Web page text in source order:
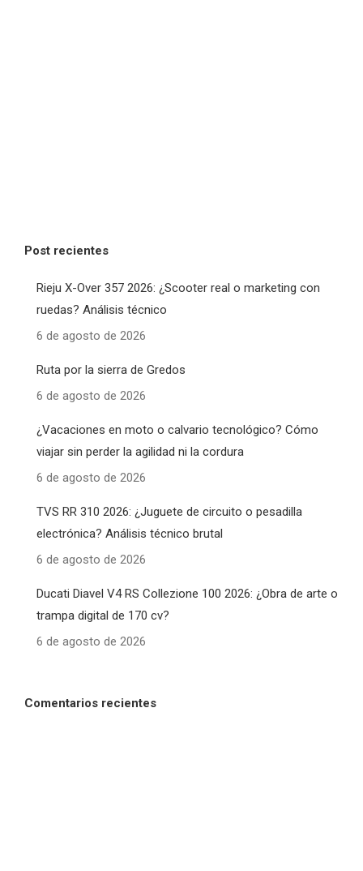
Post recientes
Rieju X-Over 357 2026: ¿Scooter real o marketing con
ruedas? Análisis técnico
6 de agosto de 2026
Ruta por la sierra de Gredos
6 de agosto de 2026
¿Vacaciones en moto o calvario tecnológico? Cómo
viajar sin perder la agilidad ni la cordura
6 de agosto de 2026
TVS RR 310 2026: ¿Juguete de circuito o pesadilla
electrónica? Análisis técnico brutal
6 de agosto de 2026
Ducati Diavel V4 RS Collezione 100 2026: ¿Obra de arte o
trampa digital de 170 cv?
6 de agosto de 2026
Comentarios recientes